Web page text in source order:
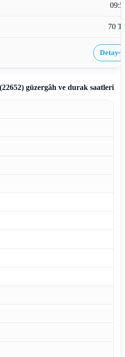
70
Detay›
güzergâh ve durak saatleri